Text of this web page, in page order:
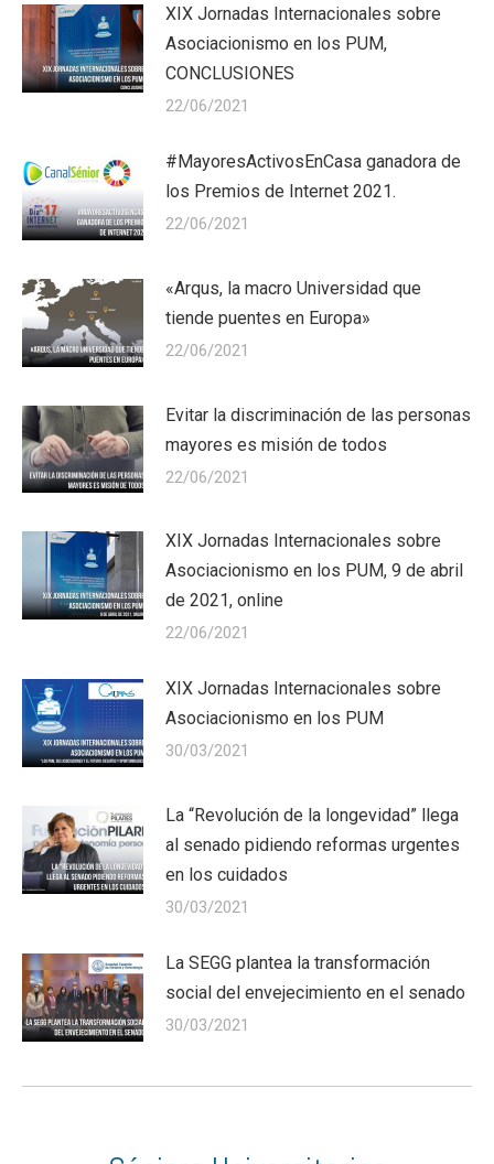
XIX Jornadas Internacionales sobre
Asociacionismo en los PUM,
CONCLUSIONES
22/06/2021
#MayoresActivosEnCasa ganadora de
los Premios de Internet 2021.
22/06/2021
«Arqus, la macro Universidad que
tiende puentes en Europa»
22/06/2021
Evitar la discriminación de las personas
mayores es misión de todos
22/06/2021
XIX Jornadas Internacionales sobre
Asociacionismo en los PUM, 9 de abril
de 2021, online
22/06/2021
XIX Jornadas Internacionales sobre
Asociacionismo en los PUM
30/03/2021
La “Revolución de la longevidad” llega
al senado pidiendo reformas urgentes
en los cuidados
30/03/2021
La SEGG plantea la transformación
social del envejecimiento en el senado
30/03/2021